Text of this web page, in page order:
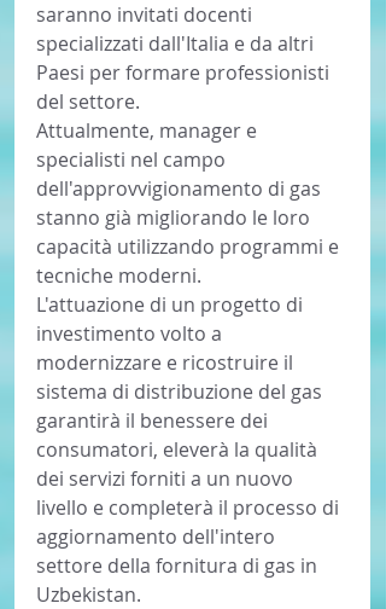
saranno invitati docenti
specializzati dall'Italia e da altri
Paesi per formare professionisti
del settore.
Attualmente, manager e
specialisti nel campo
dell'approvvigionamento di gas
stanno già migliorando le loro
capacità utilizzando programmi e
tecniche moderni.
L'attuazione di un progetto di
investimento volto a
modernizzare e ricostruire il
sistema di distribuzione del gas
garantirà il benessere dei
consumatori, eleverà la qualità
dei servizi forniti a un nuovo
livello e completerà il processo di
aggiornamento dell'intero
settore della fornitura di gas in
Uzbekistan.